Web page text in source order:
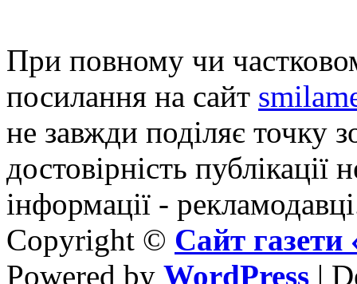
При повному чи
посилання на сайт
не завжди поділяє точку
достовірність публікації
інформації -
Copyright © Сайт
Powered by WordPress |